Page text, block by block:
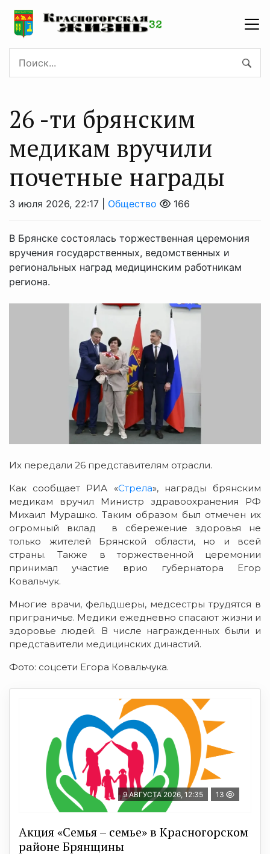
26 -ти брянским
медикам вручили
почетные награды
3 июля 2026, 22:17 | Общество 166
В Брянске состоялась торжественная церемония
вручения государственных, ведомственных и
региональных наград медицинским работникам
региона.
Их передали 26 представителям отрасли.
Как сообщает РИА «Стрела», награды брянским
медикам вручил Министр здравоохранения РФ
Михаил Мурашко. Таким образом был отмечен их
огромный вклад в сбережение здоровья не
только жителей Брянской области, но и всей
страны. Также в торжественной церемонии
принимал участие врио губернатора Егор
Ковальчук.
Многие врачи, фельдшеры, медсестры трудятся в
приграничье. Медики ежедневно спасают жизни и
здоровье людей. В числе награжденных были и
представители медицинских династий.
Фото: соцсети Егора Ковальчука.
9 АВГУСТА 2026, 12:35 13
Акция «Семья – семье» в Красногорском
районе Брянщины